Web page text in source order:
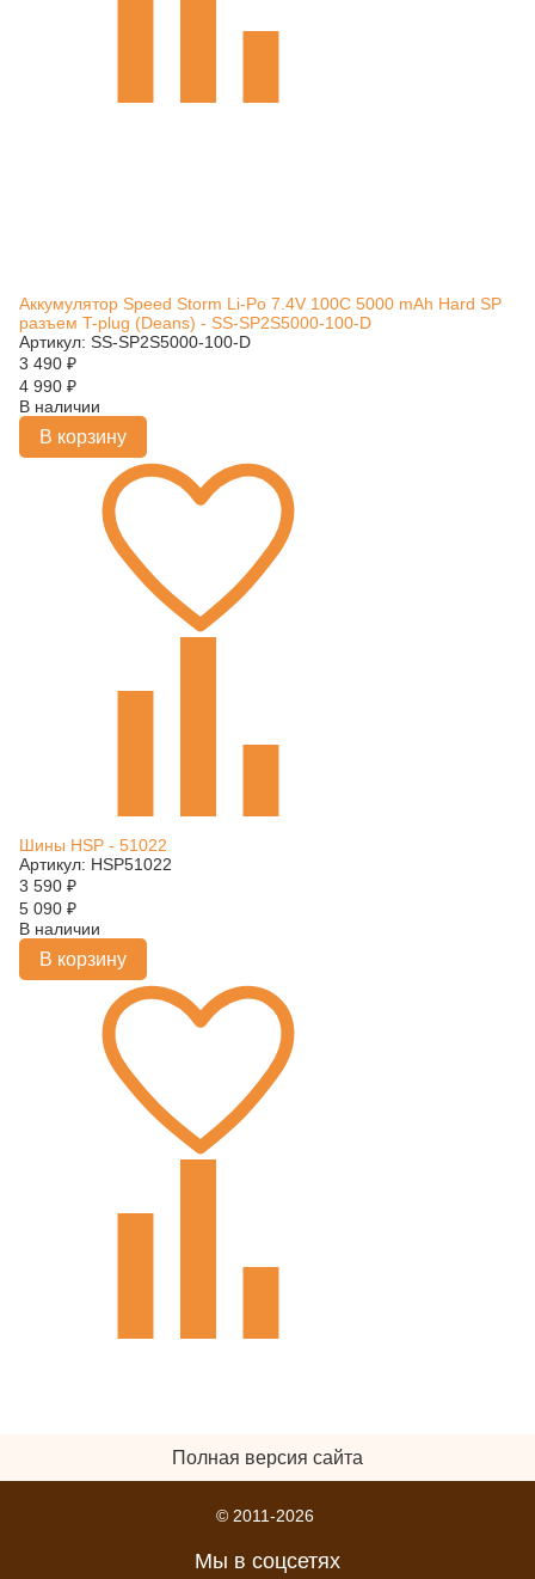
Аккумулятор Speed Storm Li-Po 7.4V 100C 5000 mAh Hard SP
разъем T-plug (Deans) - SS-SP2S5000-100-D
Артикул: SS-SP2S5000-100-D
3 490 ₽
4 990 ₽
В наличии
В корзину
Шины HSP - 51022
Артикул: HSP51022
3 590 ₽
5 090 ₽
В наличии
В корзину
Полная версия сайта
© 2011-2026
Мы в соцсетях